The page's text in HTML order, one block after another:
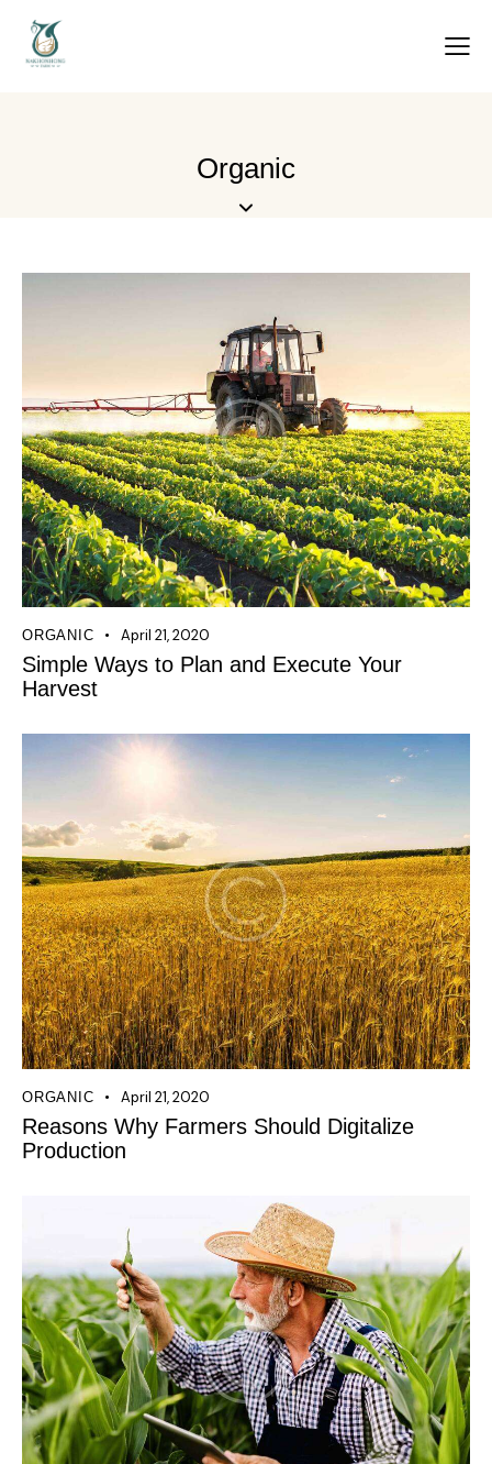
Organic
ORGANIC April 21, 2020
Simple Ways to Plan and Execute Your
Harvest
ORGANIC April 21, 2020
Reasons Why Farmers Should Digitalize
Production